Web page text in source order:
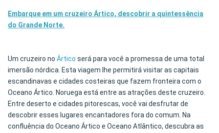
Embarque em um cruzeiro Ártico, descobrir a quintessência
do Grande Norte.
Um cruzeiro no Ártico será para você a promessa de uma total
imersão nórdica. Esta viagem lhe permitirá visitar as capitais
escandinavas e cidades costeiras que fazem fronteira com o
Oceano Ártico. Noruega está entre as atrações deste cruzeiro.
Entre deserto e cidades pitorescas, você vai desfrutar de
descobrir esses lugares encantadores fora do comum. Na
confluência do Oceano Ártico e Oceano Atlântico, descubra as